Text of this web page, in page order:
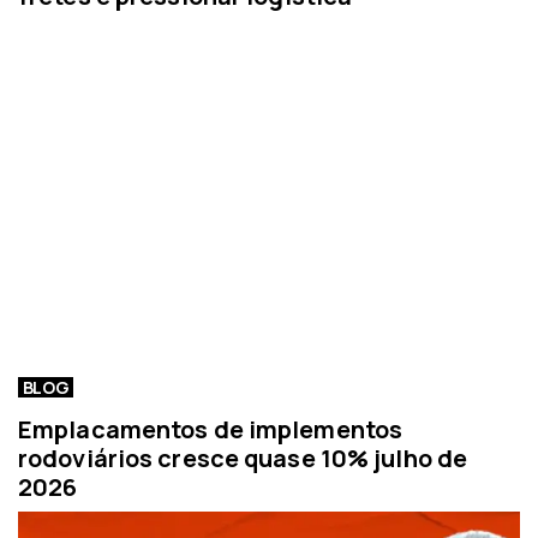
BLOG
Emplacamentos de implementos
rodoviários cresce quase 10% julho de
2026